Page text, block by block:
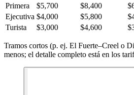
Primera
$5,700 $8,400
Ejecutiva $4,000 $5,800
Turista
$3,000 $4,600
Tramos cortos (p. ej. El Fuerte–Creel o
menos; el detalle completo está en los